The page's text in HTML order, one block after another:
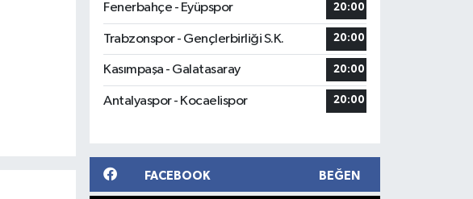
Fenerbahçe - Eyüpspor 20:00
Trabzonspor - Gençlerbirliği S.K. 20:00
Kasımpaşa - Galatasaray 20:00
Antalyaspor - Kocaelispor 20:00
FACEBOOK BEĞEN